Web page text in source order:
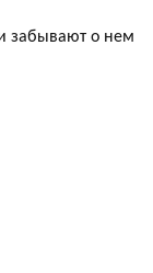
забывают о нем